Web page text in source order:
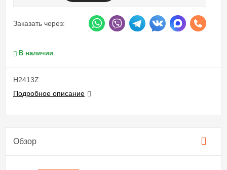
Заказать через:
В наличии
H2413Z
Подробное описание
Обзор